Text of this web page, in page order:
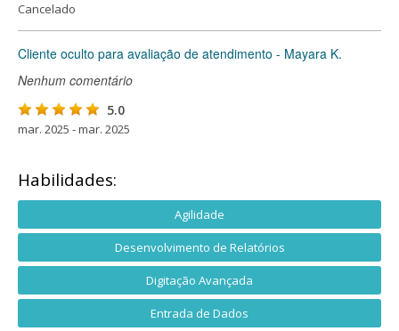
Cancelado
Cliente oculto para avaliação de atendimento - Mayara K.
Nenhum comentário
5.0
mar. 2025 - mar. 2025
Habilidades:
Agilidade
Desenvolvimento de Relatórios
Digitação Avançada
Entrada de Dados